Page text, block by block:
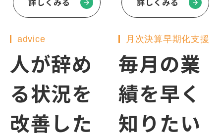
advice
人が辞め
る状況を
改善した
月次決算早期化支援
毎月の業
績を早く
知りたい